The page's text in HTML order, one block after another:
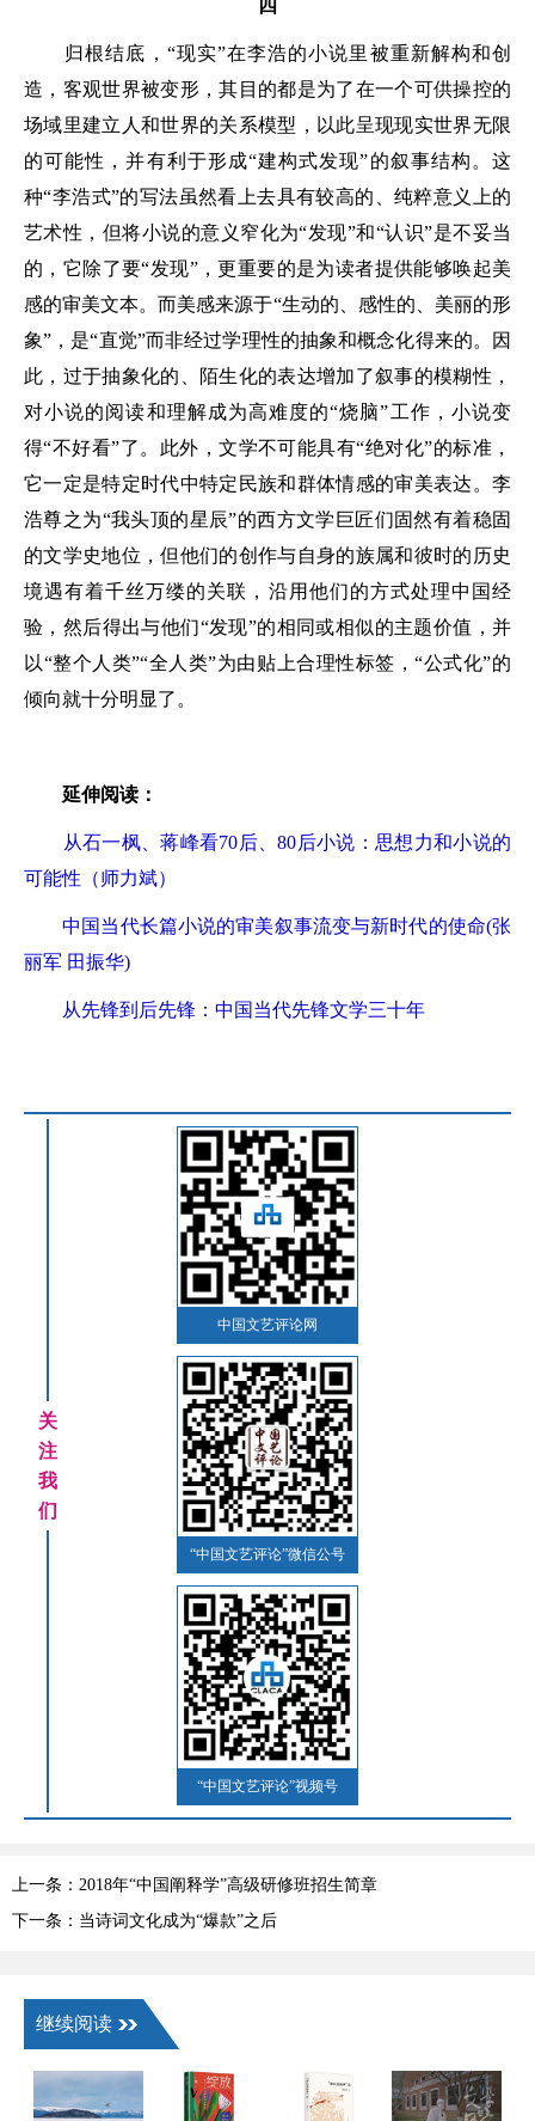
四
归根结底，“现实”在李浩的小说里被重新解构和创
造，客观世界被变形，其目的都是为了在一个可供操控的
场域里建立人和世界的关系模型，以此呈现现实世界无限
的可能性，并有利于形成“建构式发现”的叙事结构。这
种“李浩式”的写法虽然看上去具有较高的、纯粹意义上的
艺术性，但将小说的意义窄化为“发现”和“认识”是不妥当
的，它除了要“发现”，更重要的是为读者提供能够唤起美
感的审美文本。而美感来源于“生动的、感性的、美丽的形
象”，是“直觉”而非经过学理性的抽象和概念化得来的。因
此，过于抽象化的、陌生化的表达增加了叙事的模糊性，
对小说的阅读和理解成为高难度的“烧脑”工作，小说变
得“不好看”了。此外，文学不可能具有“绝对化”的标准，
它一定是特定时代中特定民族和群体情感的审美表达。李
浩尊之为“我头顶的星辰”的西方文学巨匠们固然有着稳固
的文学史地位，但他们的创作与自身的族属和彼时的历史
境遇有着千丝万缕的关联，沿用他们的方式处理中国经
验，然后得出与他们“发现”的相同或相似的主题价值，并
以“整个人类”“全人类”为由贴上合理性标签，“公式化”的
倾向就十分明显了。
延伸阅读：
从石一枫、蒋峰看70后、80后小说：思想力和小说的
可能性（师力斌）
中国当代长篇小说的审美叙事流变与新时代的使命(张
丽军 田振华)
从先锋到后先锋：中国当代先锋文学三十年
关
注
我
们
中国文艺评论网
“中国文艺评论”微信公号
“中国文艺评论”视频号
上一条：2018年“中国阐释学”高级研修班招生简章
下一条：当诗词文化成为“爆款”之后
继续阅读